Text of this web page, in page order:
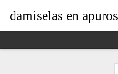
damiselas en apuros